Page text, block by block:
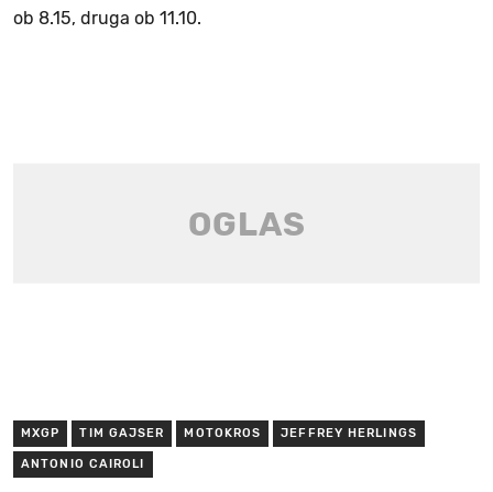
ob 8.15, druga ob 11.10.
MXGP TIM GAJSER MOTOKROS JEFFREY HERLINGS
ANTONIO CAIROLI